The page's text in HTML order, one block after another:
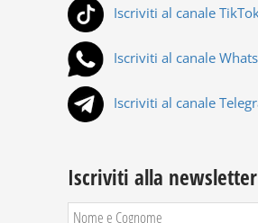
Iscriviti al canale
Iscriviti al canale
Iscriviti al canale
Iscriviti alla newsletter